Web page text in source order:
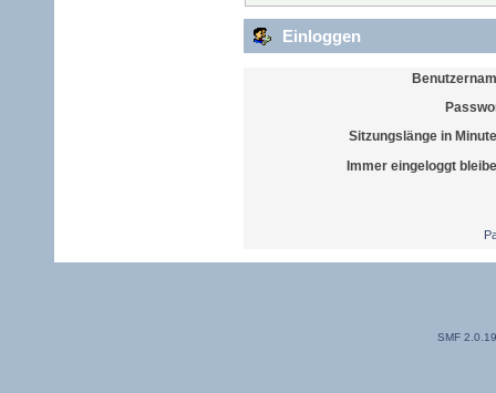
Einloggen
Sitzungslänge in
Immer eingeloggt
SMF 2.0.19